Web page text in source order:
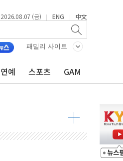
2026.08.07 (금) | ENG | 中文
패밀리 사이트
예 스포츠 GAM
개발
"
이 부동산 정상화"
위원 구속 기소
대